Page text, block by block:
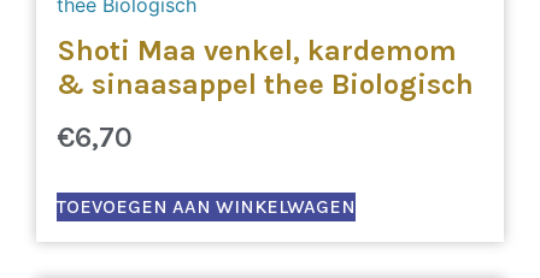
Shoti Maa venkel, kardemom
& sinaasappel thee Biologisch
€6,70
TOEVOEGEN AAN WINKELWAGEN